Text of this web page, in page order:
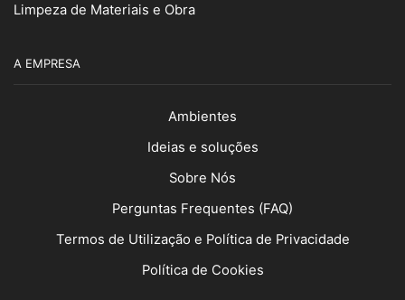
Limpeza de Materiais e Obra
A EMPRESA
Ambientes
Ideias e soluções
Sobre Nós
Perguntas Frequentes (FAQ)
Termos de Utilização e Política de Privacidade
Política de Cookies